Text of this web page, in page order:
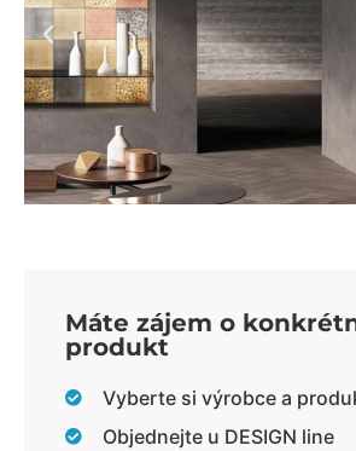
Máte zájem o
produkt
Vyberte si výrobce a
Objednejte u DESIGN line